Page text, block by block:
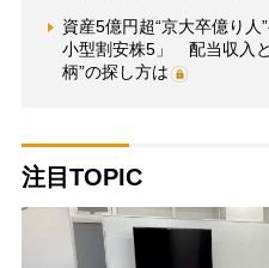
資産5億円超“京大卒億り
小型割安株5」 配当収入
柄”の探し方は
注目TOPIC